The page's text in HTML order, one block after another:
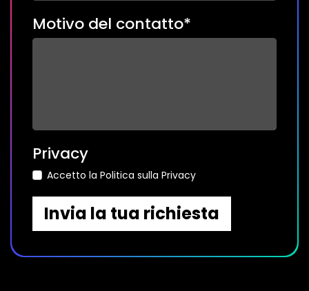
Motivo del contatto*
Privacy
Accetto la Politica sulla Privacy
Invia la tua richiesta